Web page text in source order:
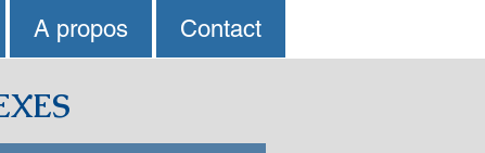
A propos Contact